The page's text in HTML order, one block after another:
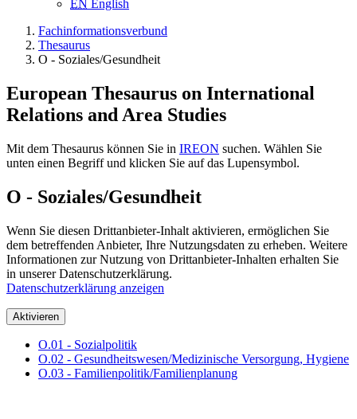
EN English
Fachinformationsverbund
Thesaurus
O - Soziales/Gesundheit
European Thesaurus on International
Relations and Area Studies
Mit dem Thesaurus können Sie in IREON suchen. Wählen Sie
unten einen Begriff und klicken Sie auf das Lupensymbol.
O - Soziales/Gesundheit
Wenn Sie diesen Drittanbieter-Inhalt aktivieren, ermöglichen Sie
dem betreffenden Anbieter, Ihre Nutzungsdaten zu erheben. Weitere
Informationen zur Nutzung von Drittanbieter-Inhalten erhalten Sie
in unserer Datenschutzerklärung.
Datenschutzerklärung anzeigen
Aktivieren
O.01 - Sozialpolitik
O.02 - Gesundheitswesen/Medizinische Versorgung, Hygiene
O.03 - Familienpolitik/Familienplanung